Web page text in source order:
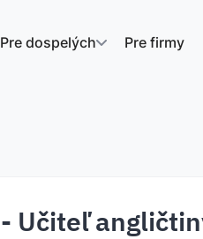
Pre dospelých Pre firmy
- Učiteľ